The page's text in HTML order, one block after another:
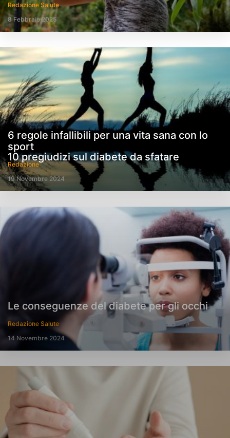
Redazione Salute
8 Febbraio 2025
6 regole infallibili per una vita sana con lo
sport
Redazione
19 Novembre 2024
Le conseguenze del diabete per gli occhi
Redazione Salute
14 Novembre 2024
10 pregiudizi sul diabete da sfatare